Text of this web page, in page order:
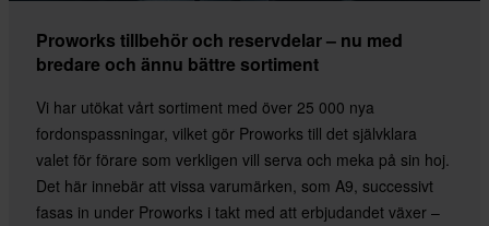
Proworks tillbehör och reservdelar – nu med
bredare och ännu bättre sortiment
Vi har utökat vårt sortiment med över 25 000 nya
fordonspassningar, vilket gör Proworks till det självklara
valet för förare som verkligen vill serva och meka på sin hoj.
Det här innebär att vissa varumärken, som A9, successivt
fasas in under Proworks i takt med att erbjudandet växer –